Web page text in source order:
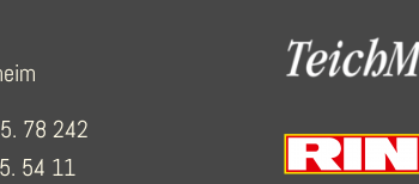
78 242
54 11